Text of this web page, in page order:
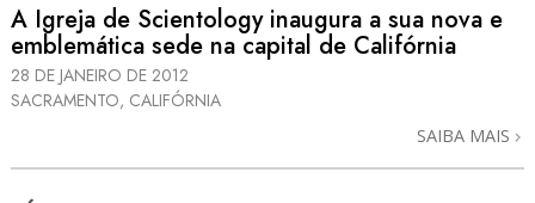
A Igreja de Scientology inaugura a sua nova e
emblemática sede na capital de Califórnia
28 DE JANEIRO DE 2012
SACRAMENTO, CALIFÓRNIA
SAIBA MAIS